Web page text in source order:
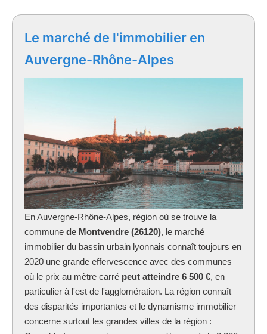
Le marché de l'immobilier en
Auvergne-Rhône-Alpes
En Auvergne-Rhône-Alpes, région où se trouve la
commune de Montvendre (26120), le marché
immobilier du bassin urbain lyonnais connaît toujours en
2020 une grande effervescence avec des communes
où le prix au mètre carré peut atteindre 6 500 €, en
particulier à l'est de l'agglomération. La région connaît
des disparités importantes et le dynamisme immobilier
concerne surtout les grandes villes de la région :